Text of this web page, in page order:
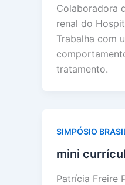
Colaboradora
renal do
Trabalha com
tratamento.
SIMPÓSIO
mini
Patrícia Freire